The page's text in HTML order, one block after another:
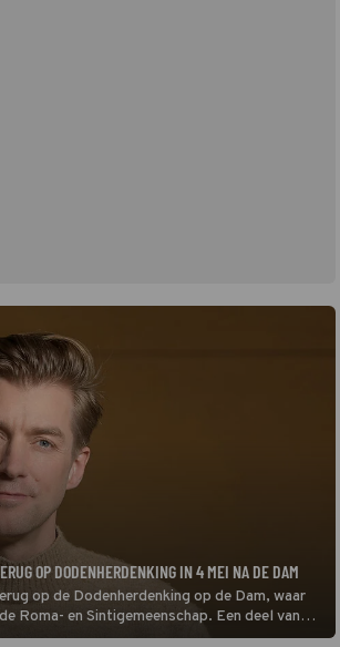
OP DODENHERDENKING IN 4 MEI NA DE DAM
op de Dodenherdenking op de Dam, waar
Roma- en Sintigemeenschap. Een deel van
bezocht dat kamp in 2012.